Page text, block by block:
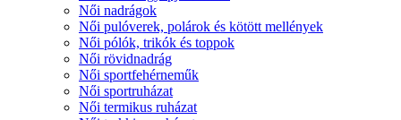
Női nadrágok
Női pulóverek, polárok és kötött mellények
Női pólók, trikók és toppok
Női rövidnadrág
Női sportfehérneműk
Női sportruházat
Női termikus ruházat